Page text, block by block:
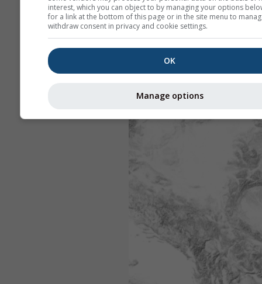
interest, which you can object to by managing your options
for a link at the bottom of this page or in the site menu to
withdraw consent in privacy and cookie settings.
OK
Manage options